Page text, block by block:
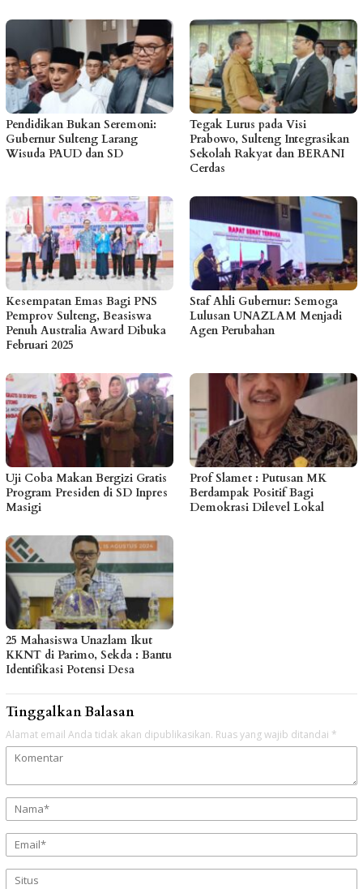
Pendidikan Bukan Seremoni:
Gubernur Sulteng Larang
Wisuda PAUD dan SD
Tegak Lurus pada Visi
Prabowo, Sulteng Integrasikan
Sekolah Rakyat dan BERANI
Cerdas
Kesempatan Emas Bagi PNS
Pemprov Sulteng, Beasiswa
Penuh Australia Award Dibuka
Februari 2025
Staf Ahli Gubernur: Semoga
Lulusan UNAZLAM Menjadi
Agen Perubahan
Uji Coba Makan Bergizi Gratis
Program Presiden di SD Inpres
Masigi
Prof Slamet : Putusan MK
Berdampak Positif Bagi
Demokrasi Dilevel Lokal
25 Mahasiswa Unazlam Ikut
KKNT di Parimo, Sekda : Bantu
Identifikasi Potensi Desa
Tinggalkan Balasan
Alamat email Anda tidak akan dipublikasikan. Ruas yang wajib ditandai *